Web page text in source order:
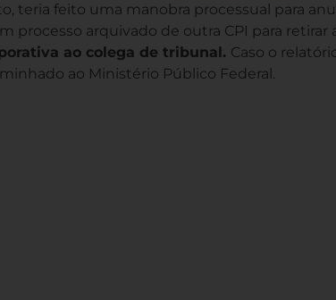
teria feito uma manobra processual para
processo arquivado de outra CPI para
ao colega de tribunal. Caso o
ao Ministério Público Federal.